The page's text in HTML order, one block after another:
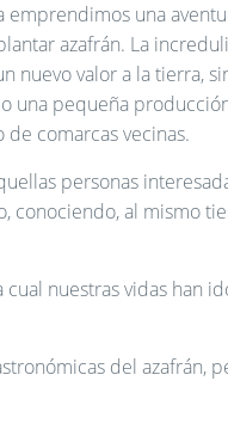
una
azafrán. La
nuevo valor a la tierra,
una pequeña
comarcas vecinas.
personas
al mismo
nuestras vidas han
del